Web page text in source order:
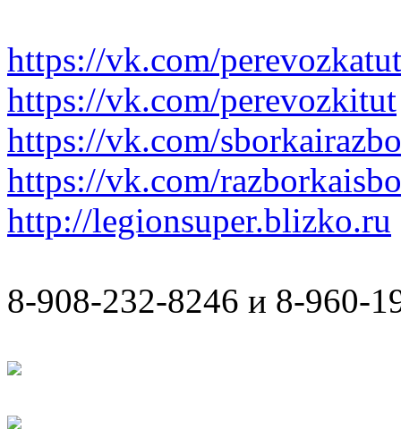
https://vk.com/perevozkatut
https://vk.com/perevozkitut
https://vk.com/
https://vk.com/
http://legionsuper.blizko.ru
8-908-232-8246 и 8-960-